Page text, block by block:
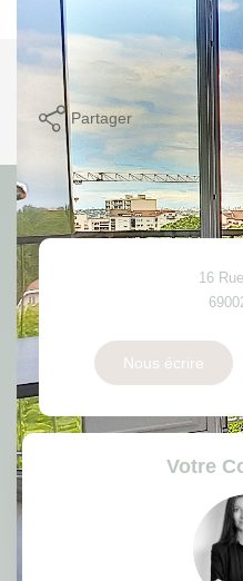
Partager
16
Nous écrire
Votre